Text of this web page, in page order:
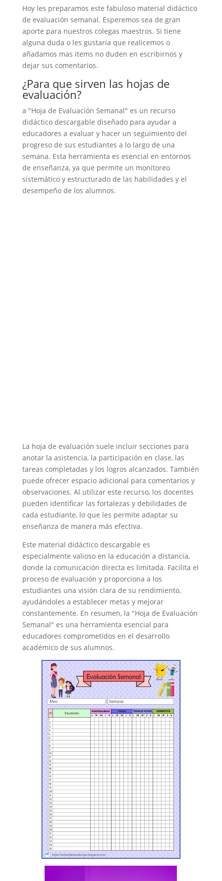
Hoy les preparamos este fabuloso material didáctico
de evaluación semanal. Esperemos sea de gran
aporte para nuestros colegas maestros. Si tiene
alguna duda o les gustaría que realicemos o
añadamos mas items no duden en escribirnos y
dejar sus comentarios.
¿Para que sirven las hojas de
evaluación?
a "Hoja de Evaluación Semanal" es un recurso
didáctico descargable diseñado para ayudar a
educadores a evaluar y hacer un seguimiento del
progreso de sus estudiantes a lo largo de una
semana. Esta herramienta es esencial en entornos
de enseñanza, ya que permite un monitoreo
sistemático y estructurado de las habilidades y el
desempeño de los alumnos.
La hoja de evaluación suele incluir secciones para
anotar la asistencia, la participación en clase, las
tareas completadas y los logros alcanzados. También
puede ofrecer espacio adicional para comentarios y
observaciones. Al utilizar este recurso, los docentes
pueden identificar las fortalezas y debilidades de
cada estudiante, lo que les permite adaptar su
enseñanza de manera más efectiva.
Este material didáctico descargable es
especialmente valioso en la educación a distancia,
donde la comunicación directa es limitada. Facilita el
proceso de evaluación y proporciona a los
estudiantes una visión clara de su rendimiento,
ayudándoles a establecer metas y mejorar
constantemente. En resumen, la "Hoja de Evaluación
Semanal" es una herramienta esencial para
educadores comprometidos en el desarrollo
académico de sus alumnos.